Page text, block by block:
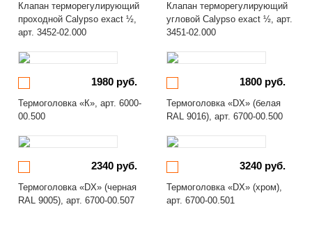
Клапан терморегулирующий
проходной Calypso exact ½,
арт. 3452-02.000
Клапан терморегулирующий
угловой Calypso exact ½, арт.
3451-02.000
1980 руб.
Термоголовка «К», арт. 6000-
00.500
1800 руб.
Термоголовка «DX» (белая
RAL 9016), арт. 6700-00.500
2340 руб.
Термоголовка «DX» (черная
RAL 9005), арт. 6700-00.507
3240 руб.
Термоголовка «DX» (хром),
арт. 6700-00.501